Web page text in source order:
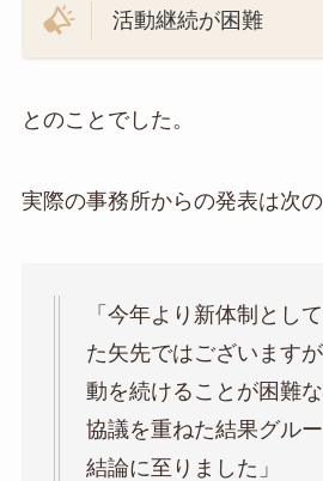
活動継続が困難
とのことでした。
実際の事務所からの発表は次の
「今年より新体制とし
た矢先ではございます
動を続けることが困難な
協議を重ねた結果グル
結論に至りました」